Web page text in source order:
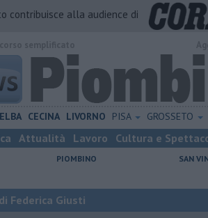
contribuisce alla audience di
ELBA CECINA LIVORNO PISA GROSSETO
Attualità Lavoro Cultura e
PIOMBINO SAN
Federica Giusti